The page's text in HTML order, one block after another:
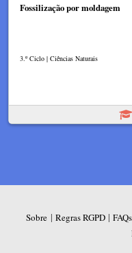
Fossilização por moldagem
3.º Ciclo | Ciências Naturais
Sobre | Regras RGPD| FAQs